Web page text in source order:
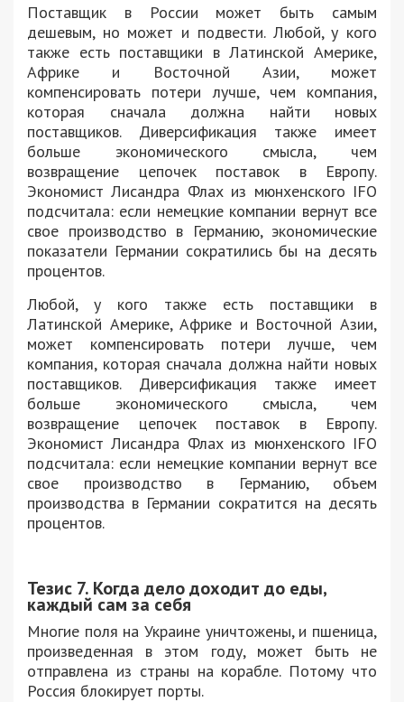
Поставщик в России может быть самым
дешевым, но может и подвести. Любой, у кого
также есть поставщики в Латинской Америке,
Африке и Восточной Азии, может
компенсировать потери лучше, чем компания,
которая сначала должна найти новых
поставщиков. Диверсификация также имеет
больше экономического смысла, чем
возвращение цепочек поставок в Европу.
Экономист Лисандра Флах из мюнхенского IFO
подсчитала: если немецкие компании вернут все
свое производство в Германию, экономические
показатели Германии сократились бы на десять
процентов.
Любой, у кого также есть поставщики в
Латинской Америке, Африке и Восточной Азии,
может компенсировать потери лучше, чем
компания, которая сначала должна найти новых
поставщиков. Диверсификация также имеет
больше экономического смысла, чем
возвращение цепочек поставок в Европу.
Экономист Лисандра Флах из мюнхенского IFO
подсчитала: если немецкие компании вернут все
свое производство в Германию, объем
производства в Германии сократится на десять
процентов.
Тезис 7. Когда дело доходит до еды,
каждый сам за себя
Многие поля на Украине уничтожены, и пшеница,
произведенная в этом году, может быть не
отправлена из страны на корабле. Потому что
Россия блокирует порты.